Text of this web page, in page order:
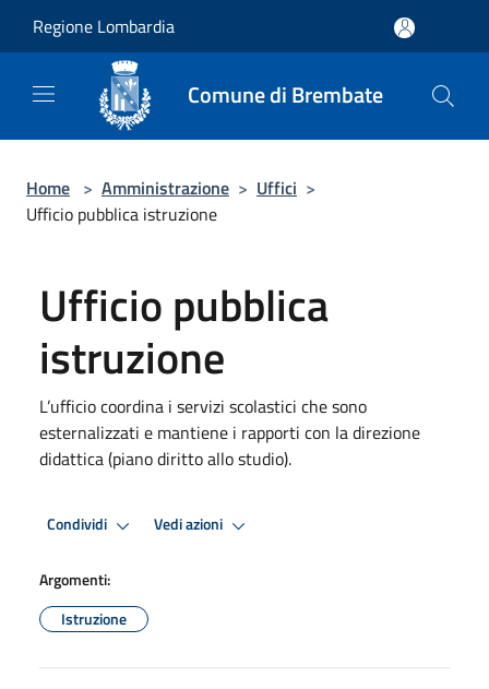
Regione Lombardia
Comune di Brembate
Home > Amministrazione > Uffici >
Ufficio pubblica istruzione
Ufficio pubblica
istruzione
L’ufficio coordina i servizi scolastici che sono
esternalizzati e mantiene i rapporti con la direzione
didattica (piano diritto allo studio).
Condividi Vedi azioni
Argomenti:
Istruzione